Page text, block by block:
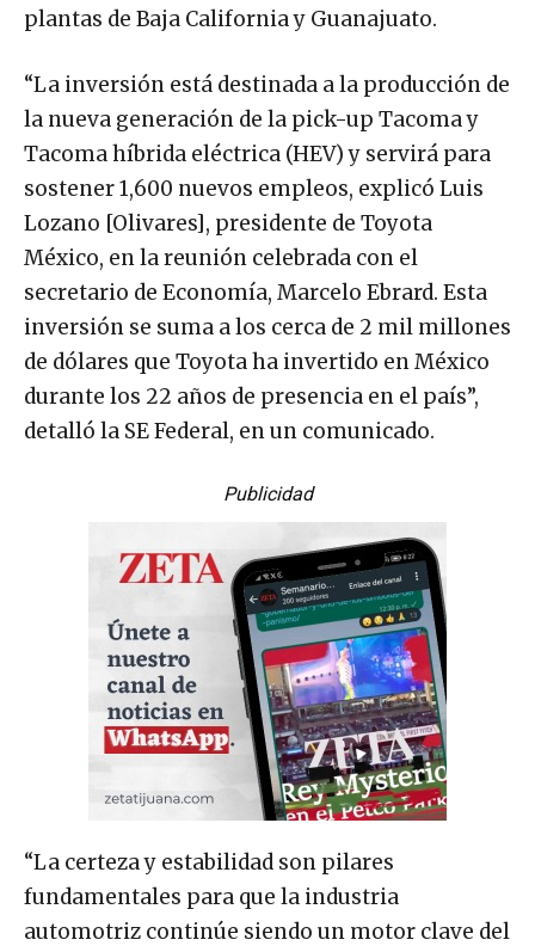
plantas de Baja California y Guanajuato.
“La inversión está destinada a la producción de
la nueva generación de la pick-up Tacoma y
Tacoma híbrida eléctrica (HEV) y servirá para
sostener 1,600 nuevos empleos, explicó Luis
Lozano [Olivares], presidente de Toyota
México, en la reunión celebrada con el
secretario de Economía, Marcelo Ebrard. Esta
inversión se suma a los cerca de 2 mil millones
de dólares que Toyota ha invertido en México
durante los 22 años de presencia en el país”,
detalló la SE Federal, en un comunicado.
Publicidad
“La certeza y estabilidad son pilares
fundamentales para que la industria
automotriz continúe siendo un motor clave del